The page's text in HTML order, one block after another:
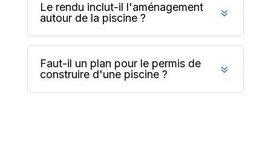
Le rendu inclut-il l'aménagement
autour de la piscine ?
7
Faut-il un plan pour le permis de
construire d'une piscine ?
7